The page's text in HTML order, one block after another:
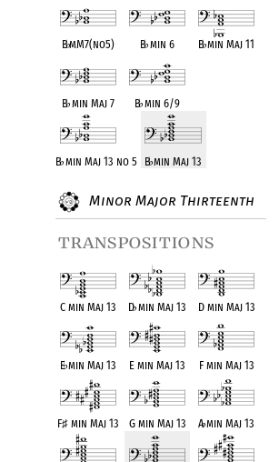
B♭mM7(no5) B♭min 6 B♭min Maj 11
B♭min Maj 7 B♭min 6/9
B♭min Maj 13 no 5 B♭min Maj 13
Minor Major Thirteenth
transpositions
C min Maj 13 D♭min Maj 13 D min Maj 13
E♭min Maj 13 E min Maj 13 F min Maj 13
F♯ min Maj 13 G min Maj 13 A♭min Maj 13